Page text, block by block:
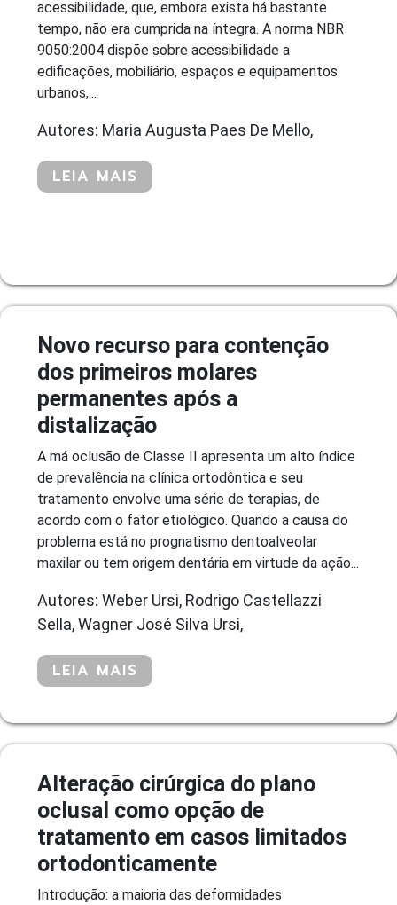
acessibilidade, que, embora exista há bastante
tempo, não era cumprida na íntegra. A norma NBR
9050:2004 dispõe sobre acessibilidade a
edificações, mobiliário, espaços e equipamentos
urbanos,...
Autores: Maria Augusta Paes De Mello,
LEIA MAIS
Novo recurso para contenção
dos primeiros molares
permanentes após a
distalização
A má oclusão de Classe II apresenta um alto índice
de prevalência na clínica ortodôntica e seu
tratamento envolve uma série de terapias, de
acordo com o fator etiológico. Quando a causa do
problema está no prognatismo dentoalveolar
maxilar ou tem origem dentária em virtude da ação...
Autores: Weber Ursi, Rodrigo Castellazzi
Sella, Wagner José Silva Ursi,
LEIA MAIS
Alteração cirúrgica do plano
oclusal como opção de
tratamento em casos limitados
ortodonticamente
Introdução: a maioria das deformidades